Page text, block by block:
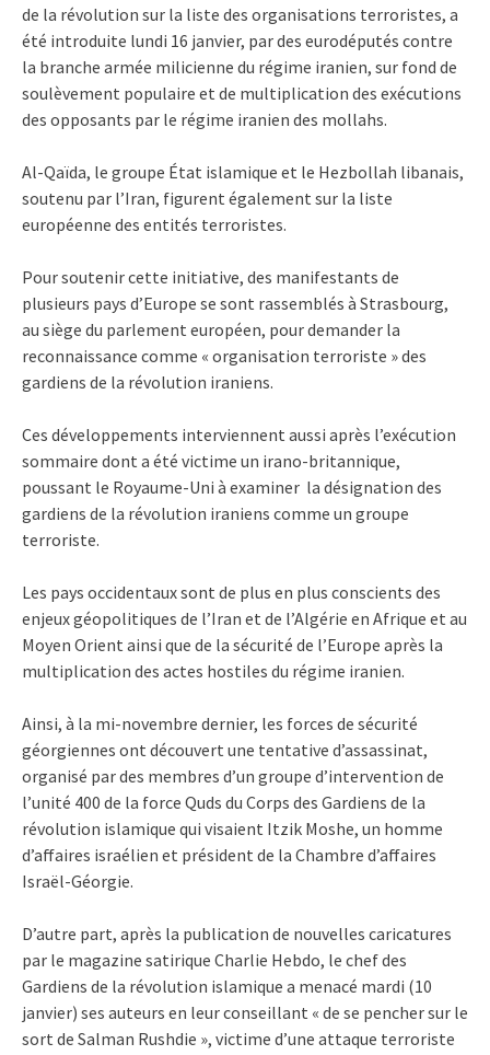
de la révolution sur la liste des organisations terroristes, a
été introduite lundi 16 janvier, par des eurodéputés contre
la branche armée milicienne du régime iranien, sur fond de
soulèvement populaire et de multiplication des exécutions
des opposants par le régime iranien des mollahs.
Al-Qaïda, le groupe État islamique et le Hezbollah libanais,
soutenu par l’Iran, figurent également sur la liste
européenne des entités terroristes.
Pour soutenir cette initiative, des manifestants de
plusieurs pays d’Europe se sont rassemblés à Strasbourg,
au siège du parlement européen, pour demander la
reconnaissance comme « organisation terroriste » des
gardiens de la révolution iraniens.
Ces développements interviennent aussi après l’exécution
sommaire dont a été victime un irano-britannique,
poussant le Royaume-Uni à examiner la désignation des
gardiens de la révolution iraniens comme un groupe
terroriste.
Les pays occidentaux sont de plus en plus conscients des
enjeux géopolitiques de l’Iran et de l’Algérie en Afrique et au
Moyen Orient ainsi que de la sécurité de l’Europe après la
multiplication des actes hostiles du régime iranien.
Ainsi, à la mi-novembre dernier, les forces de sécurité
géorgiennes ont découvert une tentative d’assassinat,
organisé par des membres d’un groupe d’intervention de
l’unité 400 de la force Quds du Corps des Gardiens de la
révolution islamique qui visaient Itzik Moshe, un homme
d’affaires israélien et président de la Chambre d’affaires
Israël-Géorgie.
D’autre part, après la publication de nouvelles caricatures
par le magazine satirique Charlie Hebdo, le chef des
Gardiens de la révolution islamique a menacé mardi (10
janvier) ses auteurs en leur conseillant « de se pencher sur le
sort de Salman Rushdie », victime d’une attaque terroriste